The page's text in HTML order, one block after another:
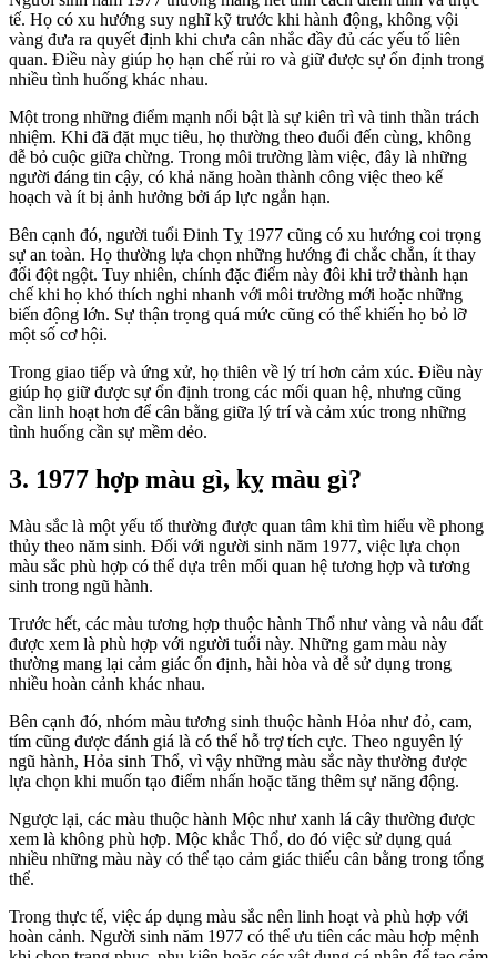
tế. Họ có xu hướng suy nghĩ kỹ trước khi hành động, không vội
vàng đưa ra quyết định khi chưa cân nhắc đầy đủ các yếu tố liên
quan. Điều này giúp họ hạn chế rủi ro và giữ được sự ổn định trong
nhiều tình huống khác nhau.
Một trong những điểm mạnh nổi bật là sự kiên trì và tinh thần trách
nhiệm. Khi đã đặt mục tiêu, họ thường theo đuổi đến cùng, không
dễ bỏ cuộc giữa chừng. Trong môi trường làm việc, đây là những
người đáng tin cậy, có khả năng hoàn thành công việc theo kế
hoạch và ít bị ảnh hưởng bởi áp lực ngắn hạn.
Bên cạnh đó, người tuổi Đinh Tỵ 1977 cũng có xu hướng coi trọng
sự an toàn. Họ thường lựa chọn những hướng đi chắc chắn, ít thay
đổi đột ngột. Tuy nhiên, chính đặc điểm này đôi khi trở thành hạn
chế khi họ khó thích nghi nhanh với môi trường mới hoặc những
biến động lớn. Sự thận trọng quá mức cũng có thể khiến họ bỏ lỡ
một số cơ hội.
Trong giao tiếp và ứng xử, họ thiên về lý trí hơn cảm xúc. Điều này
giúp họ giữ được sự ổn định trong các mối quan hệ, nhưng cũng
cần linh hoạt hơn để cân bằng giữa lý trí và cảm xúc trong những
tình huống cần sự mềm dẻo.
3. 1977 hợp màu gì, kỵ màu gì?
Màu sắc là một yếu tố thường được quan tâm khi tìm hiểu về phong
thủy theo năm sinh. Đối với người sinh năm 1977, việc lựa chọn
màu sắc phù hợp có thể dựa trên mối quan hệ tương hợp và tương
sinh trong ngũ hành.
Trước hết, các màu tương hợp thuộc hành Thổ như vàng và nâu đất
được xem là phù hợp với người tuổi này. Những gam màu này
thường mang lại cảm giác ổn định, hài hòa và dễ sử dụng trong
nhiều hoàn cảnh khác nhau.
Bên cạnh đó, nhóm màu tương sinh thuộc hành Hỏa như đỏ, cam,
tím cũng được đánh giá là có thể hỗ trợ tích cực. Theo nguyên lý
ngũ hành, Hỏa sinh Thổ, vì vậy những màu sắc này thường được
lựa chọn khi muốn tạo điểm nhấn hoặc tăng thêm sự năng động.
Ngược lại, các màu thuộc hành Mộc như xanh lá cây thường được
xem là không phù hợp. Mộc khắc Thổ, do đó việc sử dụng quá
nhiều những màu này có thể tạo cảm giác thiếu cân bằng trong tổng
thể.
Trong thực tế, việc áp dụng màu sắc nên linh hoạt và phù hợp với
hoàn cảnh. Người sinh năm 1977 có thể ưu tiên các màu hợp mệnh